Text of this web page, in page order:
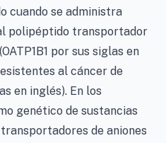
cuando se administra
polipéptido transportador
por sus siglas en
al cáncer de
en inglés). En los
genético de sustancias
de aniones